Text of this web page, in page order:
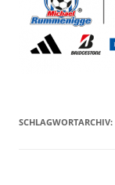
SCHLAGWORTARCHIV: